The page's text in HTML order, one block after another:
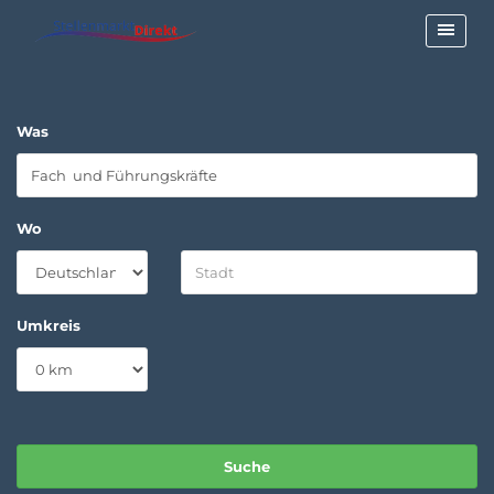
Was
Wo
Umkreis